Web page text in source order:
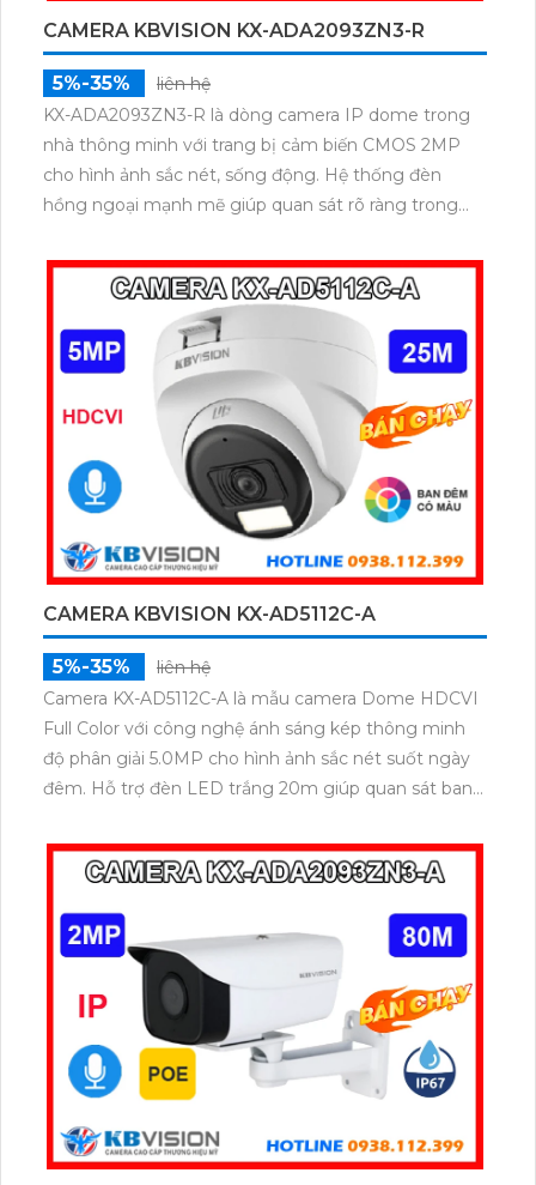
CAMERA KBVISION KX-ADA2093ZN3-R
5%-35%
liên hệ
KX-ADA2093ZN3-R là dòng camera IP dome trong
nhà thông minh với trang bị cảm biến CMOS 2MP
cho hình ảnh sắc nét, sống động. Hệ thống đèn
hồng ngoại mạnh mẽ giúp quan sát rõ ràng trong
PoE và tiêu chuẩn IP67 chống bụi, chống nước,
camera phù hợp để lắp đặt linh hoạt ở nhiều không
gian khác nhau.
CAMERA KBVISION KX-AD5112C-A
5%-35%
liên hệ
Camera KX-AD5112C-A là mẫu camera Dome HDCVI
Full Color với công nghệ ánh sáng kép thông minh
độ phân giải 5.0MP cho hình ảnh sắc nét suốt ngày
đêm. Hỗ trợ đèn LED trắng 20m giúp quan sát ban
chống ngược sáng DWDR, đảm bảo hình ảnh rõ nét
trong mọi điều kiện, đây là lựa chọn an ninh lý tưởng
cho gia đình và doanh nghiệp.